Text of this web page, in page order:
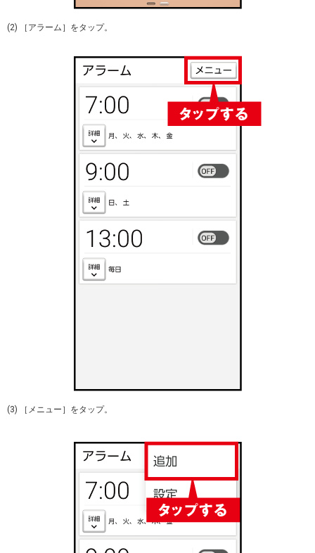
(2) ［アラーム］をタップ。
(3) ［メニュー］をタップ。